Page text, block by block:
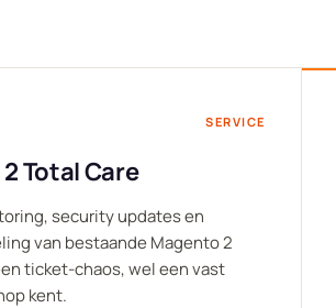
SERVICE
Total Care
security updates en
van bestaande Magento 2
ticket-chaos, wel een vast
kent.